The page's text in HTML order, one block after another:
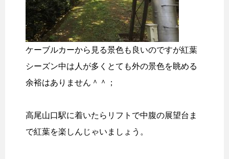
ケーブルカーから見る景色も良いのですが紅葉
シーズン中は人が多くとても外の景色を眺める
余裕はありません＾＾；
高尾山口駅に着いたらリフトで中腹の展望台ま
で紅葉を楽しんじゃいましょう。